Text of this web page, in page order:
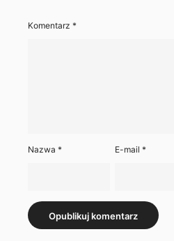
Komentarz *
Nazwa * E-mail*